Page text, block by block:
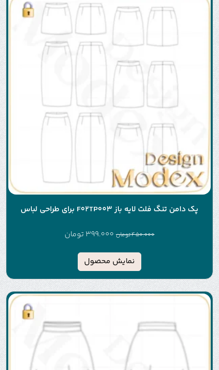
پک دامن تنگ فلت لایه باز F02TP003 برای طراحی لباس
450.000تومان 399.000 تومان
نمایش محصول